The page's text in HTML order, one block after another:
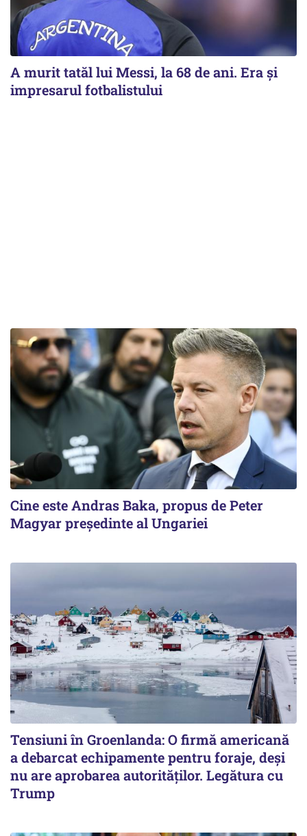
A murit tatăl lui Messi, la 68 de ani. Era și
impresarul fotbalistului
Cine este Andras Baka, propus de Peter
Magyar președinte al Ungariei
Tensiuni în Groenlanda: O firmă americană
a debarcat echipamente pentru foraje, deși
nu are aprobarea autorităților. Legătura cu
Trump